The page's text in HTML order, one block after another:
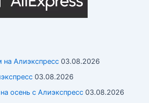
Алиэкспресс 03.08.2026
03.08.2026
осень с Алиэкспресс 03.08.2026